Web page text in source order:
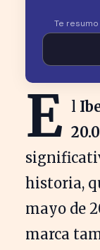
Te
E l
historia,
mayo de
marca